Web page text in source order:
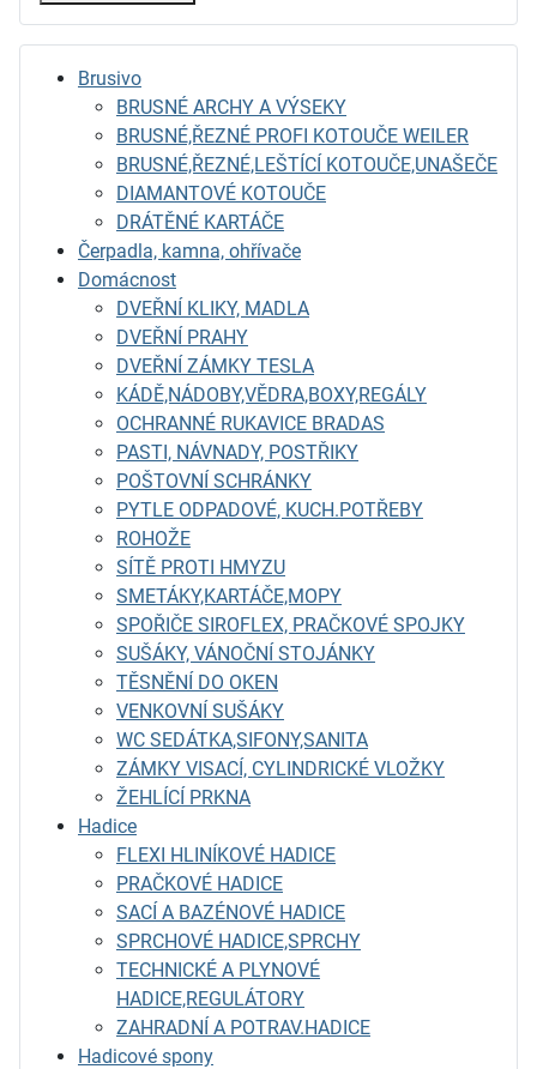
Brusivo
BRUSNÉ ARCHY A VÝSEKY
BRUSNÉ,ŘEZNÉ PROFI KOTOUČE WEILER
BRUSNÉ,ŘEZNÉ,LEŠTÍCÍ KOTOUČE,UNAŠEČE
DIAMANTOVÉ KOTOUČE
DRÁTĚNÉ KARTÁČE
Čerpadla, kamna, ohřívače
Domácnost
DVEŘNÍ KLIKY, MADLA
DVEŘNÍ PRAHY
DVEŘNÍ ZÁMKY TESLA
KÁDĚ,NÁDOBY,VĚDRA,BOXY,REGÁLY
OCHRANNÉ RUKAVICE BRADAS
PASTI, NÁVNADY, POSTŘIKY
POŠTOVNÍ SCHRÁNKY
PYTLE ODPADOVÉ, KUCH.POTŘEBY
ROHOŽE
SÍTĚ PROTI HMYZU
SMETÁKY,KARTÁČE,MOPY
SPOŘIČE SIROFLEX, PRAČKOVÉ SPOJKY
SUŠÁKY, VÁNOČNÍ STOJÁNKY
TĚSNĚNÍ DO OKEN
VENKOVNÍ SUŠÁKY
WC SEDÁTKA,SIFONY,SANITA
ZÁMKY VISACÍ, CYLINDRICKÉ VLOŽKY
ŽEHLÍCÍ PRKNA
Hadice
FLEXI HLINÍKOVÉ HADICE
PRAČKOVÉ HADICE
SACÍ A BAZÉNOVÉ HADICE
SPRCHOVÉ HADICE,SPRCHY
TECHNICKÉ A PLYNOVÉ
HADICE,REGULÁTORY
ZAHRADNÍ A POTRAV.HADICE
Hadicové spony